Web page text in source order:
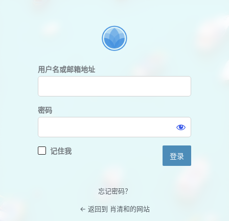
用户名或邮箱地址
密码
记住我
忘记密码？
← 返回到 肖清和的网站